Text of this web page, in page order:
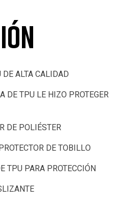
DE ALTA CALIDAD
DE TPU LE HIZO PROTEGER
DE POLIÉSTER
DE TOBILLO
TPU PARA PROTECCIÓN